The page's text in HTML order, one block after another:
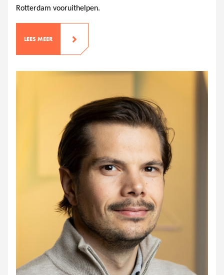
Rotterdam vooruithelpen.
LEES MEER